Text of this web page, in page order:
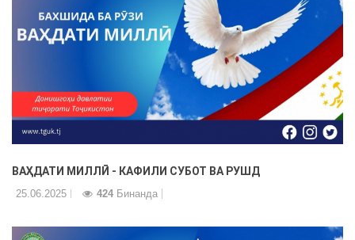
ВАҲДАТИ МИЛЛӢ - КАФИЛИ СУБОТ ВА РУШД
25.06.2025 424 Бинанда